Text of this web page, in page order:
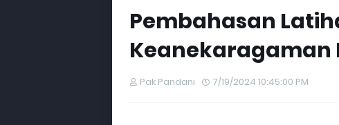
Pembahasan
Keanekaragaman
Pak Pandani 7/19/2024 10:45:00 PM